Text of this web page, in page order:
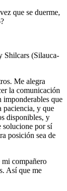
que se duerme,
Shilcars (Silauca-
Me alegra
la comunicación
imponderables que
paciencia, y que
disponibles, y
solucione por sí
posición sea de
mi compañero
Así que me